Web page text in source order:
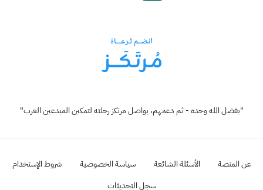
"بفضل الله وحده - ثم دعمهم، يواصل مرتكز رحلته لتمكين المبدعين العرب"
عن المنصة الأسئلة الشائعة سياسة الخصوصية
شروط الإستخدام
سجل التحديثات